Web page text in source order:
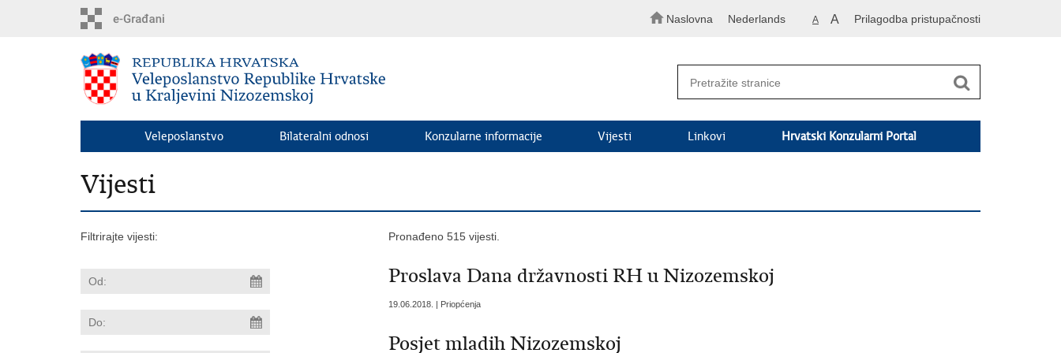
Naslovna Nederlands A A Prilagodba pristupačnosti
Veleposlanstvo Bilateralni odnosi Konzularne informacije Vijesti Linkovi Hrvatski Konzularni Portal
Vijesti
Filtrirajte vijesti: Pronađeno 515 vijesti.
Proslava Dana državnosti RH u Nizozemskoj
19.06.2018. | Priopćenja
Posjet mladih Nizozemskoj